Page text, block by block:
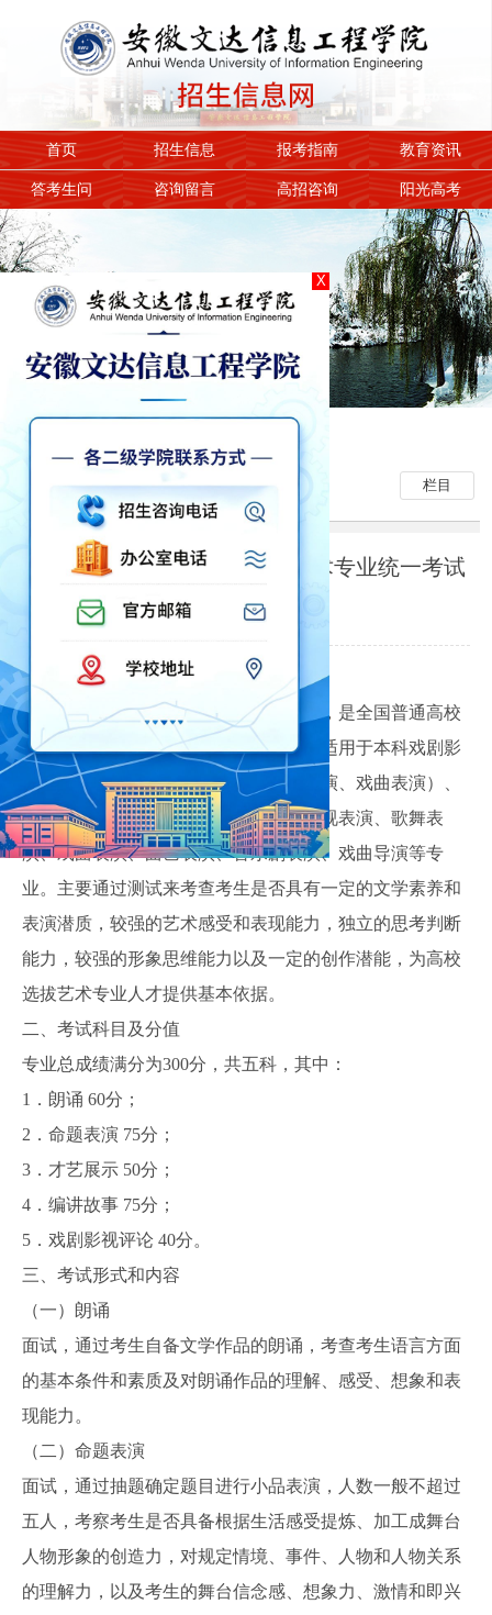
X
首页 招生信息 报考指南 教育资讯
答考生问 咨询留言 高招咨询 阳光高考
栏目
教育资讯
2023年安徽省普通高校招生艺术专业统一考试
模块五考试说明（试行）
2022-10-26
一、考试的性质和目的
安徽省普通高校招生艺术专业统一考试，是全国普通高校
招生考试的重要组成部分。本统考模块适用于本科戏剧影
视导演、戏剧教育、表演（影视戏剧表演、戏曲表演）
曲艺、音乐剧，专科表演艺术、戏剧影视表演、歌舞表
演、戏曲表演、曲艺表演、音乐剧表演、戏曲导演等专
业。主要通过测试来考查考生是否具有一定的文学素养和
表演潜质，较强的艺术感受和表现能力，独立的思考判断
能力，较强的形象思维能力以及一定的创作潜能，为高校
选拔艺术专业人才提供基本依据。
二、考试科目及分值
专业总成绩满分为300分，共五科，其中：
1．朗诵 60分；
2．命题表演 75分；
3．才艺展示 50分；
4．编讲故事 75分；
5．戏剧影视评论 40分。
三、考试形式和内容
（一）朗诵
面试，通过考生自备文学作品的朗诵，考查考生语言方面
的基本条件和素质及对朗诵作品的理解、感受、想象和表
现能力。
（二）命题表演
面试，通过抽题确定题目进行小品表演，人数一般不超过
五人，考察考生是否具备根据生活感受提炼、加工成舞台
人物形象的创造力，对规定情境、事件、人物和人物关系
的理解力，以及考生的舞台信念感、想象力、激情和即兴